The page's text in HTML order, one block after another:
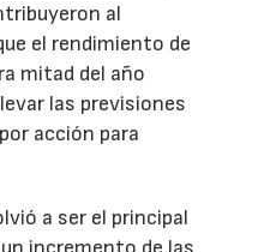
al
el rendimiento de
mitad del año
las previsiones
acción para
a ser el principal